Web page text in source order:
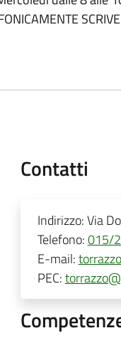
Contatti
Indirizzo:Via
Telefono:015/
E-mail:
PEC: